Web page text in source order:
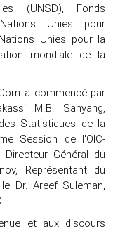
(UNSD), Fonds
Unies pour
Unies pour la
mondiale de la
a commencé par
M.B. Sanyang,
Statistiques de la
Session de l'OIC-
Général du
Représentant du
Dr. Areef Suleman,
et aux discours